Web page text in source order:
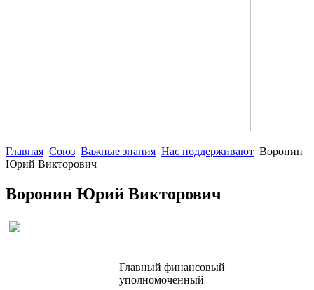
Главная Союз Важные знания Нас поддерживают Воронин
Юрий Викторович
Воронин Юрий Викторович
Главный финансовый
уполномоченный